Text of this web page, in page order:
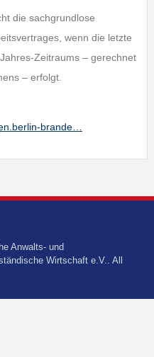
die sachgrundlose
wenn die letzte
Zeitraums – gerechnet
– erfolgt.
brande…
Anwalts- und
Wirtschaft e.V.. All